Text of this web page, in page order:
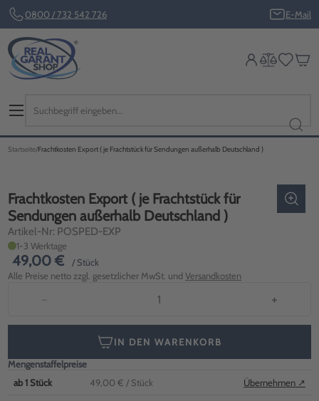
0800 / 732 542 726 E-Mail
Startseite Frachtkosten Export ( je Frachtstück für Sendungen außerhalb Deutschland )
Frachtkosten Export ( je Frachtstück für
Sendungen außerhalb Deutschland )
Artikel-Nr: POSPED-EXP
1-3 Werktage
49,00 €
/ Stück
Alle Preise netto zzgl. gesetzlicher MwSt. und Versandkosten
− +
IN DEN WARENKORB
Mengenstaffelpreise
ab1 Stück 49,00 € / Stück Übernehmen ↗